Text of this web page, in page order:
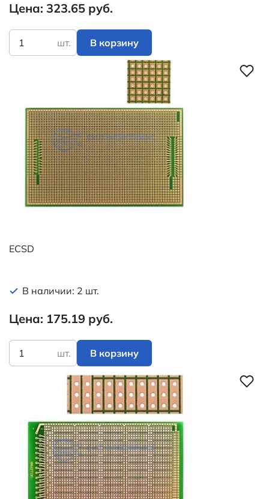
Цена: 323.65 руб.
шт. В корзину
ECSD
В наличии: 2 шт.
Цена: 175.19 руб.
шт. В корзину